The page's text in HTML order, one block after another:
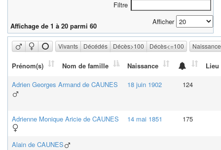
Filtre
Affichage de 1 à 20 parmi 60 Afficher
Vivants Décédés Décès>100 Décès<=100
Prénom(s) Nom de famille Naissance Lieu
Adrien Georges Armand de CAUNES 18 juin 1902 124
Adrienne Monique Aricie de CAUNES 14 mai 1851 175
Alain de CAUNES